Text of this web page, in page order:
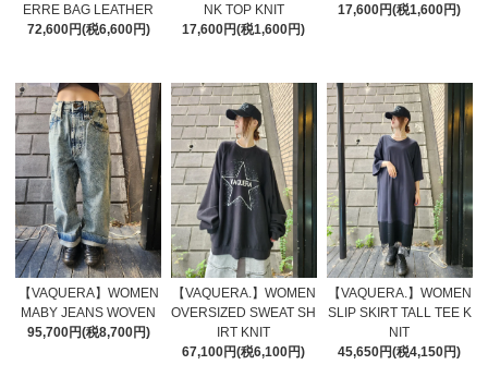
ERRE BAG LEATHER
72,600円(税6,600円)
NK TOP KNIT
17,600円(税1,600円)
17,600円(税1,600円)
【VAQUERA】WOMEN
MABY JEANS WOVEN
95,700円(税8,700円)
【VAQUERA.】WOMEN
OVERSIZED SWEAT SH
IRT KNIT
67,100円(税6,100円)
【VAQUERA.】WOMEN
SLIP SKIRT TALL TEE K
NIT
45,650円(税4,150円)